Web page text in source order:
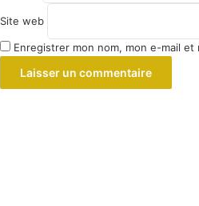
Site web
Enregistrer mon nom, mon e-mail